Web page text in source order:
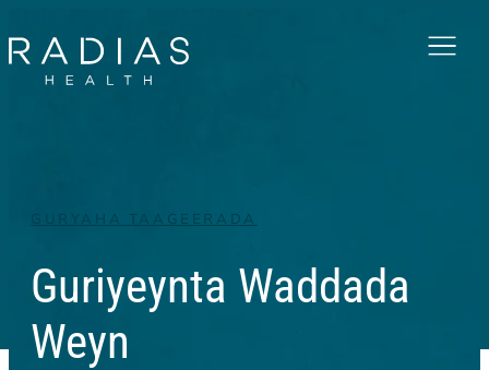
Menu
GURYAHA TAAGEERADA
Guriyeynta Waddada
Weyn